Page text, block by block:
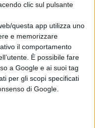
clic sul pulsante
questa app utilizza uno
e memorizzare
il comportamento
È possibile fare
a Google e ai suoi tag
per gli scopi specificati
di Google.